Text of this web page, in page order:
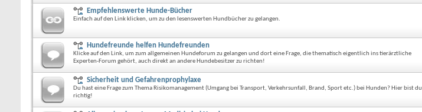
Empfehlenswerte Hunde-Bücher
Einfach auf den Link klicken, um zu den lesenswerten Hundbücher zu gelangen.
Hundefreunde helfen Hundefreunden
Klicke auf den Link, um zum allgemeinen Hundeforum zu gelangen und dort eine Frage, die thematisch eigentlich ins tierärztliche
Experten-Forum gehört, auch direkt an andere Hundebesitzer zu richten!
Sicherheit und Gefahrenprophylaxe
Du hast eine Frage zum Thema Risikomanagement (Umgang bei Transport, Verkehrsunfall, Brand, Sport etc.) bei Hunden? Hier bist du
richtig!